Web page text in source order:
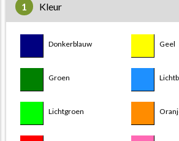
1 Kleur
Donkerblauw Geel
Groen
Lichtgroen